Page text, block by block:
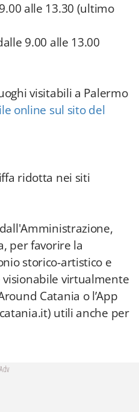
alle 13.30 (ultimo
9.00 alle 13.00
visitabili a Palermo
online sul sito del
ridotta nei siti
per favorire la
storico-artistico e
virtualmente
Catania o l’App
utili anche per
Adv